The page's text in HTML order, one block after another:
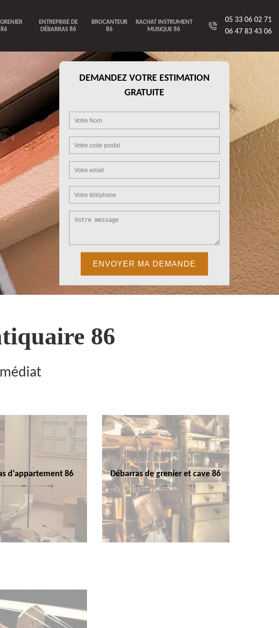
86
ENTREPRISE DE
DÉBARRAS 86
BROCANTEUR
86
RACHAT INSTRUMENT
MUSIQUE 86
05 33 06 02 71
06 47 83 43 06
DEMANDEZ VOTRE ESTIMATION
GRATUITE
86
d'appartement 86 Débarras de grenier et cave 86